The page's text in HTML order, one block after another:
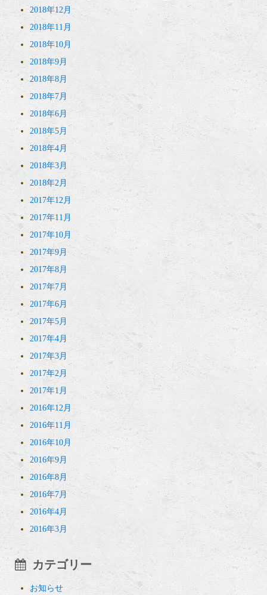
2018年12月
2018年11月
2018年10月
2018年9月
2018年8月
2018年7月
2018年6月
2018年5月
2018年4月
2018年3月
2018年2月
2017年12月
2017年11月
2017年10月
2017年9月
2017年8月
2017年7月
2017年6月
2017年5月
2017年4月
2017年3月
2017年2月
2017年1月
2016年12月
2016年11月
2016年10月
2016年9月
2016年8月
2016年7月
2016年4月
2016年3月
カテゴリー
お知らせ